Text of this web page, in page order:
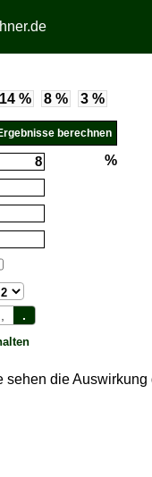
14 % 8 % 3 %
%
.
sehen die